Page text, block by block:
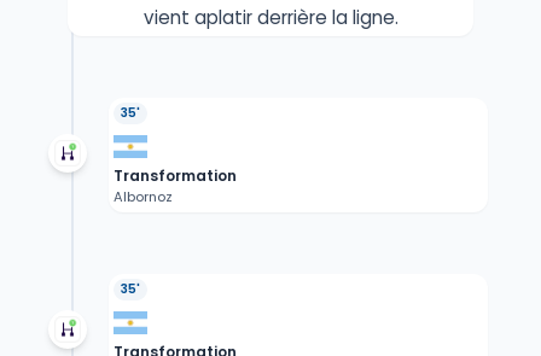
vient aplatir derrière la ligne.
35'
Transformation
Albornoz
35'